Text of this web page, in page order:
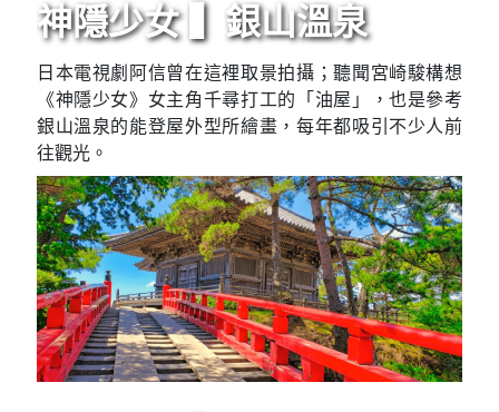
神隱少女 ▍銀山溫泉
日本電視劇阿信曾在這裡取景拍攝；聽聞宮崎駿構想
《神隱少女》女主角千尋打工的「油屋」，也是參考
銀山溫泉的能登屋外型所繪畫，每年都吸引不少人前
往觀光。